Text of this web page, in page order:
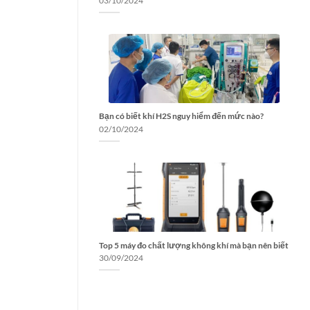
Bạn có biết khí H2S nguy hiểm đến mức nào?
02/10/2024
Top 5 máy đo chất lượng không khí mà bạn nên biết
30/09/2024